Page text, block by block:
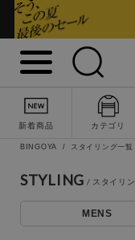
新着商品 カテゴリ
BINGOYA スタイリング一覧
STYLING
MENS